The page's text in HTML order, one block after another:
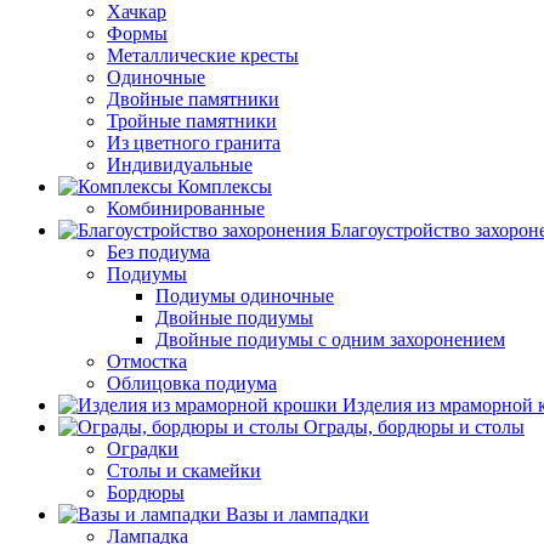
Хачкар
Формы
Металлические кресты
Одиночные
Двойные памятники
Тройные памятники
Из цветного гранита
Индивидуальные
Комплексы
Комбинированные
Благоустройство
Без подиума
Подиумы
Подиумы одиночные
Двойные подиумы
Двойные подиумы с одним захоронением
Отмостка
Облицовка подиума
Изделия из мраморной
Ограды, бордюры и столы
Оградки
Столы и скамейки
Бордюры
Вазы и лампадки
Лампадка